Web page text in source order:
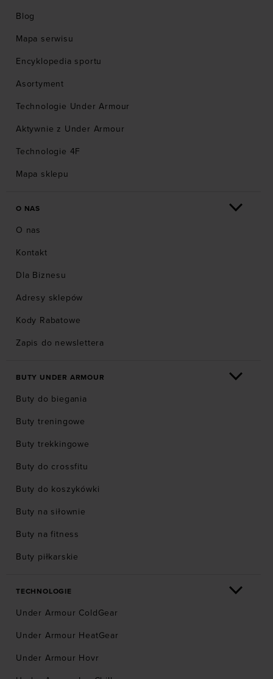
Blog
Mapa serwisu
Encyklopedia sportu
Asortyment
Technologie Under Armour
Aktywnie z Under Armour
Technologie 4F
Mapa sklepu
O NAS
O nas
Kontakt
Dla Biznesu
Adresy sklepów
Kody Rabatowe
Zapis do newslettera
BUTY UNDER ARMOUR
Buty do biegania
Buty treningowe
Buty trekkingowe
Buty do crossfitu
Buty do koszykówki
Buty na siłownie
Buty na fitness
Buty piłkarskie
TECHNOLOGIE
Under Armour ColdGear
Under Armour HeatGear
Under Armour Hovr